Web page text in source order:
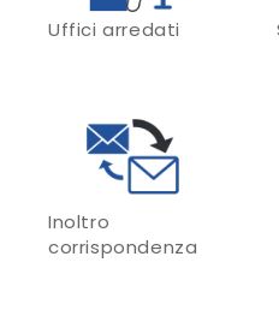
Uffici arredati
Inoltro
corrispondenza